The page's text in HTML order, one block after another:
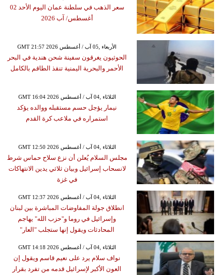
سعر الذهب في سلطنة عمان اليوم الأحد 02
أغسطس/ آب 2026
GMT 21:57 2026 الأربعاء ,05 آب / أغسطس
الحوثيون يغرقون سفينة شحن هندية في البحر
الأحمر والبحرية اليمنية تنقذ الطاقم بالكامل
GMT 16:04 2026 الثلاثاء ,04 آب / أغسطس
نيمار يؤجل حسم مستقبله ووالده يؤكد
استمراره في ملاعب كرة القدم
GMT 12:50 2026 الثلاثاء ,04 آب / أغسطس
مجلس السلام يُعلن أن نزع سلاح حماس شرط
لانسحاب إسرائيل وبيان ثلاثي يدين الانتهاكات
في غزة
GMT 12:37 2026 الثلاثاء ,04 آب / أغسطس
انطلاق جولة المفاوضات المباشرة بين لبنان
وإسرائيل في روما و"حزب الله" يهاجم
المحادثات ويقول إنها ستجلب "العار"
GMT 14:18 2026 الثلاثاء ,04 آب / أغسطس
نواف سلام يرد على نعيم قاسم ويقول إن
العون الأكبر لإسرائيل قدمه من تفرد بقرار